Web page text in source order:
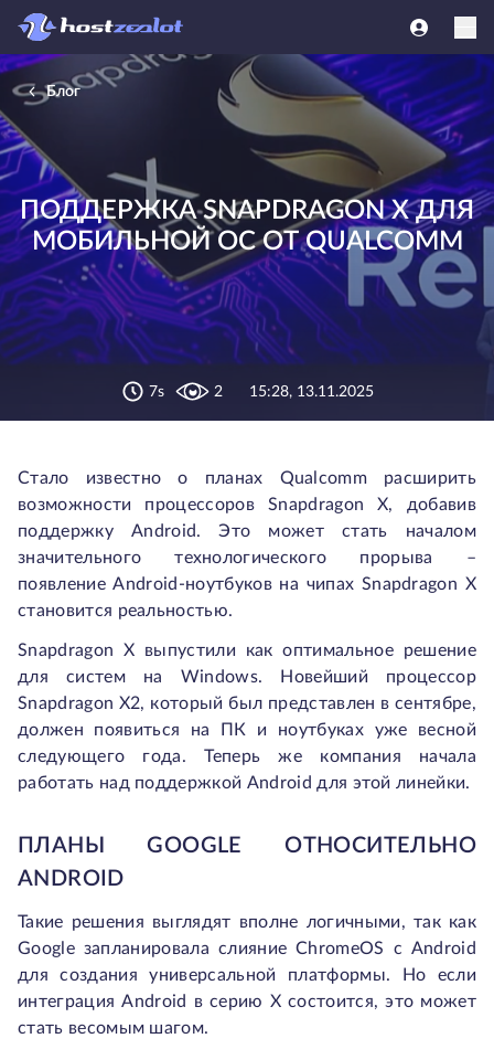
Блог
ПОДДЕРЖКА SNAPDRAGON X ДЛЯ
МОБИЛЬНОЙ ОС ОТ QUALCOMM
7s 2 15:28, 13.11.2025
Стало известно о планах Qualcomm расширить
возможности процессоров Snapdragon X, добавив
поддержку Android. Это может стать началом
значительного технологического прорыва –
появление Android-ноутбуков на чипах Snapdragon X
становится реальностью.
Snapdragon X выпустили как оптимальное решение
для систем на Windows. Новейший процессор
Snapdragon X2, который был представлен в сентябре,
должен появиться на ПК и ноутбуках уже весной
следующего года. Теперь же компания начала
работать над поддержкой Android для этой линейки.
ПЛАНЫ GOOGLE ОТНОСИТЕЛЬНО
ANDROID
Такие решения выглядят вполне логичными, так как
Google запланировала слияние ChromeOS с Android
для создания универсальной платформы. Но если
интеграция Android в серию X состоится, это может
стать весомым шагом.